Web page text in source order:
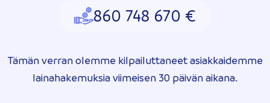
860 748 670 €
Tämän verran olemme kilpailuttaneet asiakkaidemme
lainahakemuksia viimeisen 30 päivän aikana.